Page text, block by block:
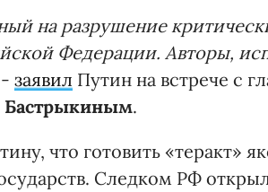
на разрушение
Федерации. Авторы,
заявил Путин на встрече с
Бастрыкиным.
что готовить «теракт»
Следком РФ